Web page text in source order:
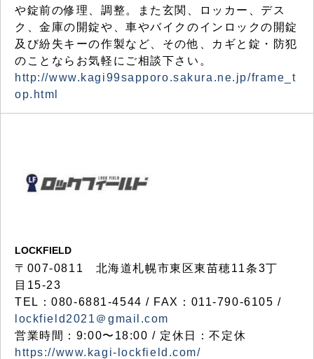
や錠前の修理、調整。また玄関、ロッカー、デス
ク、金庫の開錠や、車やバイクのインロックの開錠
及び紛失キーの作製など、その他、カギと錠・防犯
のことならお気軽にご相談下さい。
http://www.kagi99sapporo.sakura.ne.jp/frame_t
op.html
LOCKFIELD
〒007-0811 北海道札幌市東区東苗穂11条3丁
目15-23
TEL：080-6881-4544 / FAX：011-790-6105 /
lockfield2021＠gmail.com
営業時間：9:00〜18:00 / 定休日：不定休
https://www.kagi-lockfield.com/